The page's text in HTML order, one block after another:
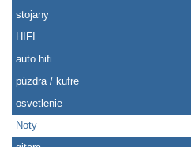
stojany
HIFI
auto hifi
púzdra / kufre
osvetlenie
Noty